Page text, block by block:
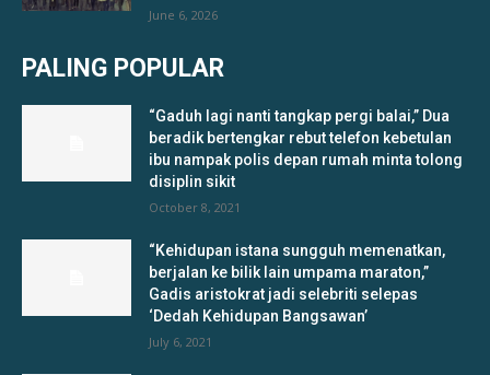
June 6, 2026
PALING POPULAR
“Gaduh lagi nanti tangkap pergi balai,” Dua
beradik bertengkar rebut telefon kebetulan
ibu nampak polis depan rumah minta tolong
disiplin sikit
October 8, 2021
“Kehidupan istana sungguh memenatkan,
berjalan ke bilik lain umpama maraton,”
Gadis aristokrat jadi selebriti selepas
‘Dedah Kehidupan Bangsawan’
July 6, 2021